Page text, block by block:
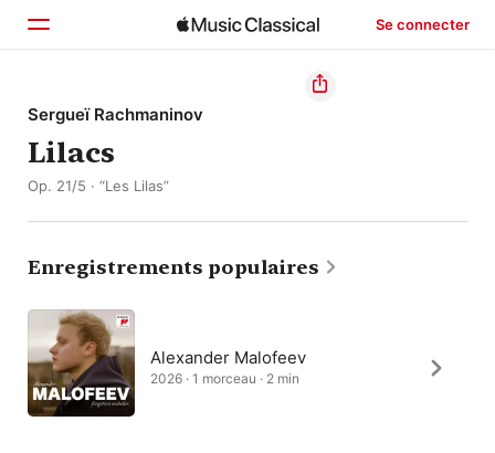
Se connecter
Accueil
Parcourir
Sergueï Rachmaninov
Lilacs
Op. 21/5 · “Les Lilas”
Enregistrements populaires
Alexander Malofeev
2026 · 1 morceau · 2 min